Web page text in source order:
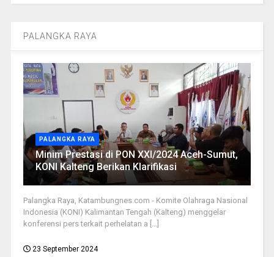
PALANGKA RAYA
PALANGKA RAYA
Minim Prestasi di PON XXI/2024 Aceh-Sumut,
KONI Kalteng Berikan Klarifikasi
Palangka Raya, Katambungnes.com - Komite Olahraga Nasional
Indonesia (KONI) Kalimantan Tengah (Kalteng) menggelar
konferensi pers terkait perhelatan a [...]
23 September 2024